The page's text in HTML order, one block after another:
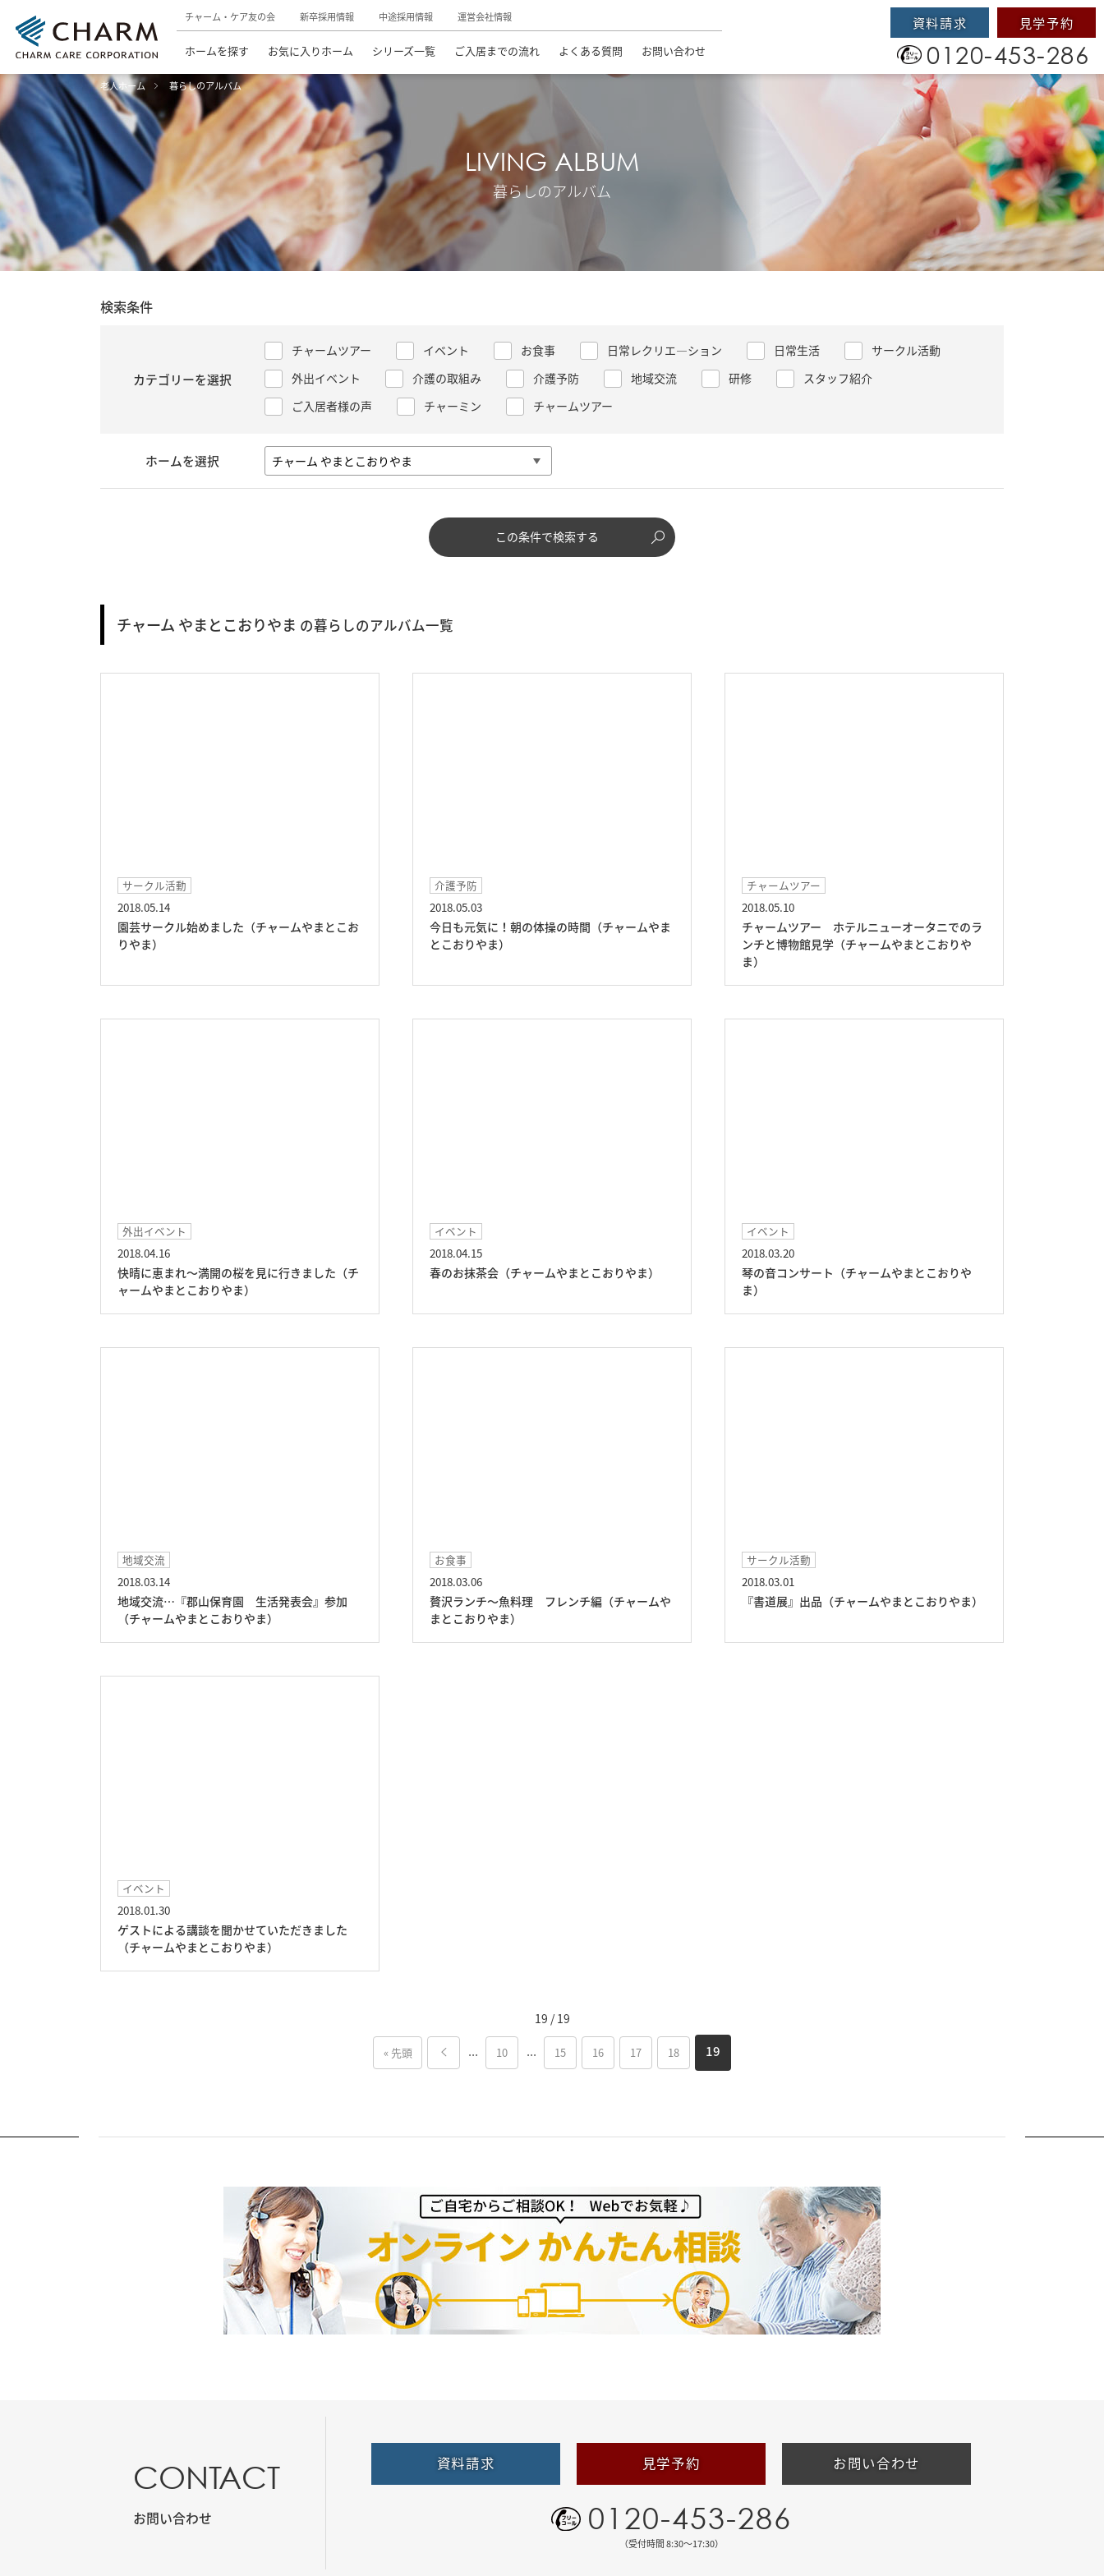
チャーム・ケア友の会 新卒採用情報 中途採用情報 運営会社情報
ホームを探す お気に入りホーム シリーズ一覧 ご入居までの流れ よくある質問 お問い合わせ
資料請求 見学予約
0120-453-286
老人ホーム 暮らしのアルバム
LIVING ALBUM
暮らしのアルバム
検索条件
カテゴリーを選択
チャームツアー イベント お食事 日常レクリエ―ション 日常生活
サークル活動
外出イベント
介護の取組み 介護予防 地域交流 研修
スタッフ紹介
ご入居者様の声
チャーミン チャームツアー
ホームを選択
この条件で検索する
チャーム やまとこおりやま の暮らしのアルバム一覧
サークル活動
2018.05.14
園芸サークル始めました（チャームやまとこお
りやま）
介護予防
2018.05.03
今日も元気に！朝の体操の時間（チャームやま
とこおりやま）
チャームツアー
2018.05.10
チャームツアー ホテルニューオータニでのラ
ンチと博物館見学（チャームやまとこおりや
ま）
外出イベント
2018.04.16
快晴に恵まれ～満開の桜を見に行きました（チ
ャームやまとこおりやま）
イベント
2018.04.15
春のお抹茶会（チャームやまとこおりやま）
イベント
2018.03.20
琴の音コンサート（チャームやまとこおりや
ま）
地域交流
2018.03.14
地域交流…『郡山保育園 生活発表会』参加
（チャームやまとこおりやま）
お食事
2018.03.06
贅沢ランチ～魚料理 フレンチ編（チャームや
まとこおりやま）
サークル活動
2018.03.01
『書道展』出品（チャームやまとこおりやま）
イベント
2018.01.30
ゲストによる講談を聞かせていただきました
（チャームやまとこおりやま）
19 / 19
« 先頭 ... 10 ... 15 16 17 18 19
CONTACT
お問い合わせ
資料請求 見学予約 お問い合わせ
0120-453-286
（受付時間 8:30〜17:30）